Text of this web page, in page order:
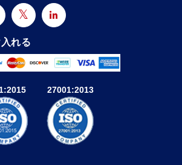
れる
27001:2013